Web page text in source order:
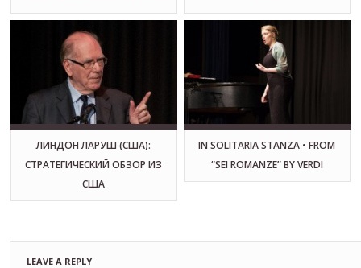
ЛИНДОН ЛАРУШ (США):
СТРАТЕГИЧЕСКИЙ ОБЗОР ИЗ
США
IN SOLITARIA STANZA • FROM
“SEI ROMANZE” BY VERDI
LEAVE A REPLY